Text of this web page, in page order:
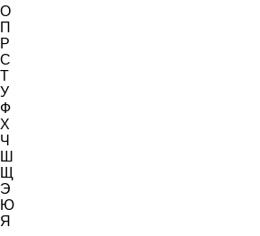
О
П
Р
С
Т
У
Ф
Х
Ч
Ш
Щ
Э
Ю
Я